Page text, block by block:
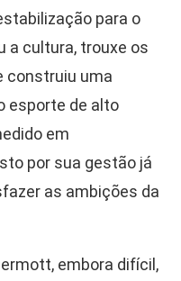
para o
a cultura, trouxe os
construiu uma
esporte de alto
em
por sua gestão já
as ambições da
embora difícil,